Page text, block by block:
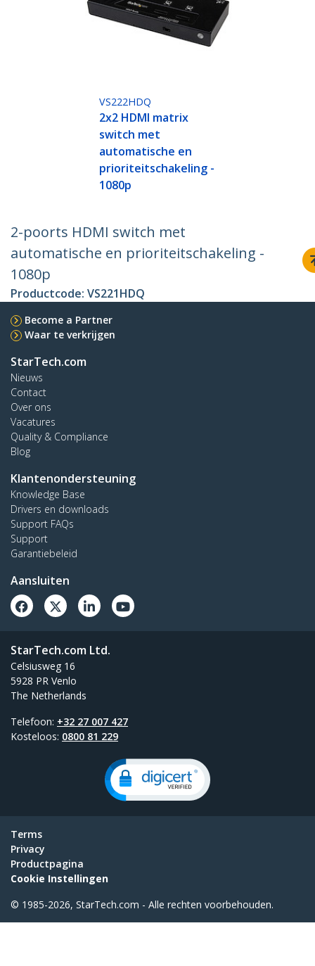
VS222HDQ
2x2 HDMI matrix
switch met
automatische en
prioriteitschakeling -
1080p
2-poorts HDMI switch met
automatische en prioriteitschakeling -
1080p
Productcode: VS221HDQ
Become a Partner
Waar te verkrijgen
StarTech.com
Nieuws
Contact
Over ons
Vacatures
Quality & Compliance
Blog
Klantenondersteuning
Knowledge Base
Drivers en downloads
Support FAQs
Support
Garantiebeleid
Aansluiten
StarTech.com Ltd.
Celsiusweg 16
5928 PR Venlo
The Netherlands
Telefoon: +32 27 007 427
Kosteloos: 0800 81 229
Terms
Privacy
Productpagina
Cookie Instellingen
© 1985-2026, StarTech.com - Alle rechten voorbehouden.